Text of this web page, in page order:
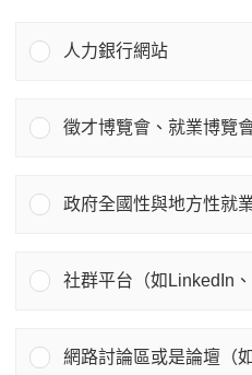
人力銀行網站
徵才博覽會、就業博覽
政府全國性與地方性就
社群平台（如LinkedIn
網路討論區或是論壇（